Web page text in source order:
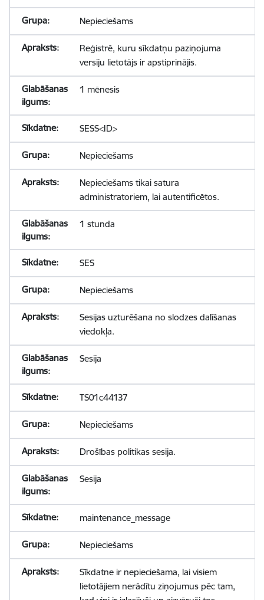
Nepieciešams
Reģistrē, kuru sīkdatņu paziņojuma
versiju lietotājs ir apstiprinājis.
1 mēnesis
SESS<ID>
Nepieciešams
Nepieciešams tikai satura
administratoriem, lai autentificētos.
1 stunda
SES
Nepieciešams
Sesijas uzturēšana no slodzes dalīšanas
viedokļa.
Sesija
TS01c44137
Nepieciešams
Drošības politikas sesija.
Sesija
maintenance_message
Nepieciešams
Sīkdatne ir nepieciešama, lai visiem
lietotājiem nerādītu ziņojumus pēc tam,